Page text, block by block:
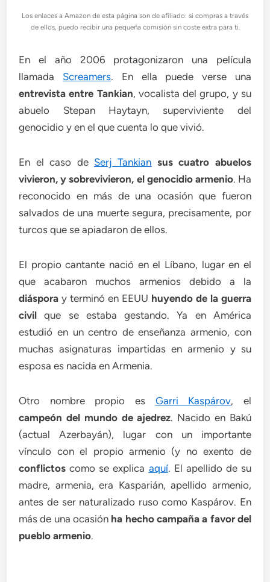
Los enlaces a Amazon de esta página son de afiliado: si compras a través
de ellos, puedo recibir una pequeña comisión sin coste extra para ti.
En el año 2006 protagonizaron una película
llamada Screamers. En ella puede verse una
entrevista entre Tankian, vocalista del grupo, y su
abuelo Stepan Haytayn, superviviente del
genocidio y en el que cuenta lo que vivió.
En el caso de Serj Tankian sus cuatro abuelos
vivieron, y sobrevivieron, el genocidio armenio. Ha
reconocido en más de una ocasión que fueron
salvados de una muerte segura, precisamente, por
turcos que se apiadaron de ellos.
El propio cantante nació en el Líbano, lugar en el
que acabaron muchos armenios debido a la
diáspora y terminó en EEUU huyendo de la guerra
civil que se estaba gestando. Ya en América
estudió en un centro de enseñanza armenio, con
muchas asignaturas impartidas en armenio y su
esposa es nacida en Armenia.
Otro nombre propio es Garri Kaspárov, el
campeón del mundo de ajedrez. Nacido en Bakú
(actual Azerbayán), lugar con un importante
vínculo con el propio armenio (y no exento de
conflictos como se explica aquí. El apellido de su
madre, armenia, era Kasparián, apellido armenio,
antes de ser naturalizado ruso como Kaspárov. En
más de una ocasión ha hecho campaña a favor del
pueblo armenio.